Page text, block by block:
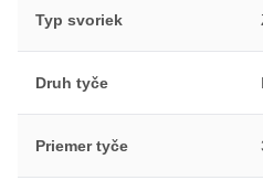
Typ svoriek
Druh tyče
Priemer tyče